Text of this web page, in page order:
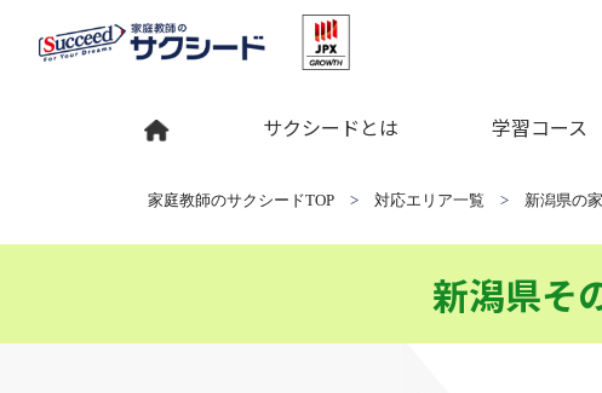
サクシードとは 学習コース
家庭教師のサクシードTOP > 対応エリア一覧 > 新潟県の
新潟県そ